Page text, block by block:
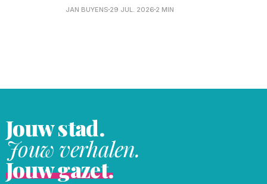
naar de Antwerpse Zoo. Loopfietsje bij de
JAN BUYENS 29 JUL. 2026 2 MIN
Jouw stad.
Jouw verhalen.
Jouw gazet.